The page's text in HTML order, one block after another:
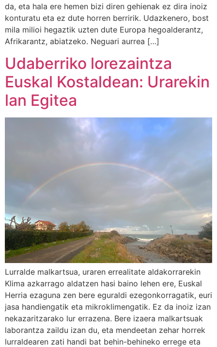
da, eta hala ere hemen bizi diren gehienak ez dira inoiz
konturatu eta ez dute horren berririk. Udazkenero, bost
mila milioi hegaztik uzten dute Europa hegoalderantz,
Afrikarantz, abiatzeko. Neguari aurrea […]
Udaberriko lorezaintza
Euskal Kostaldean: Urarekin
lan Egitea
Lurralde malkartsua, uraren errealitate aldakorrarekin
Klima azkarrago aldatzen hasi baino lehen ere, Euskal
Herria ezaguna zen bere eguraldi ezegonkorragatik, euri
jasa handiengatik eta mikroklimengatik. Ez da inoiz izan
nekazaritzarako lur errazena. Bere izaera malkartsuak
laborantza zaildu izan du, eta mendeetan zehar horrek
lurraldearen zati handi bat behin-behineko errege eta